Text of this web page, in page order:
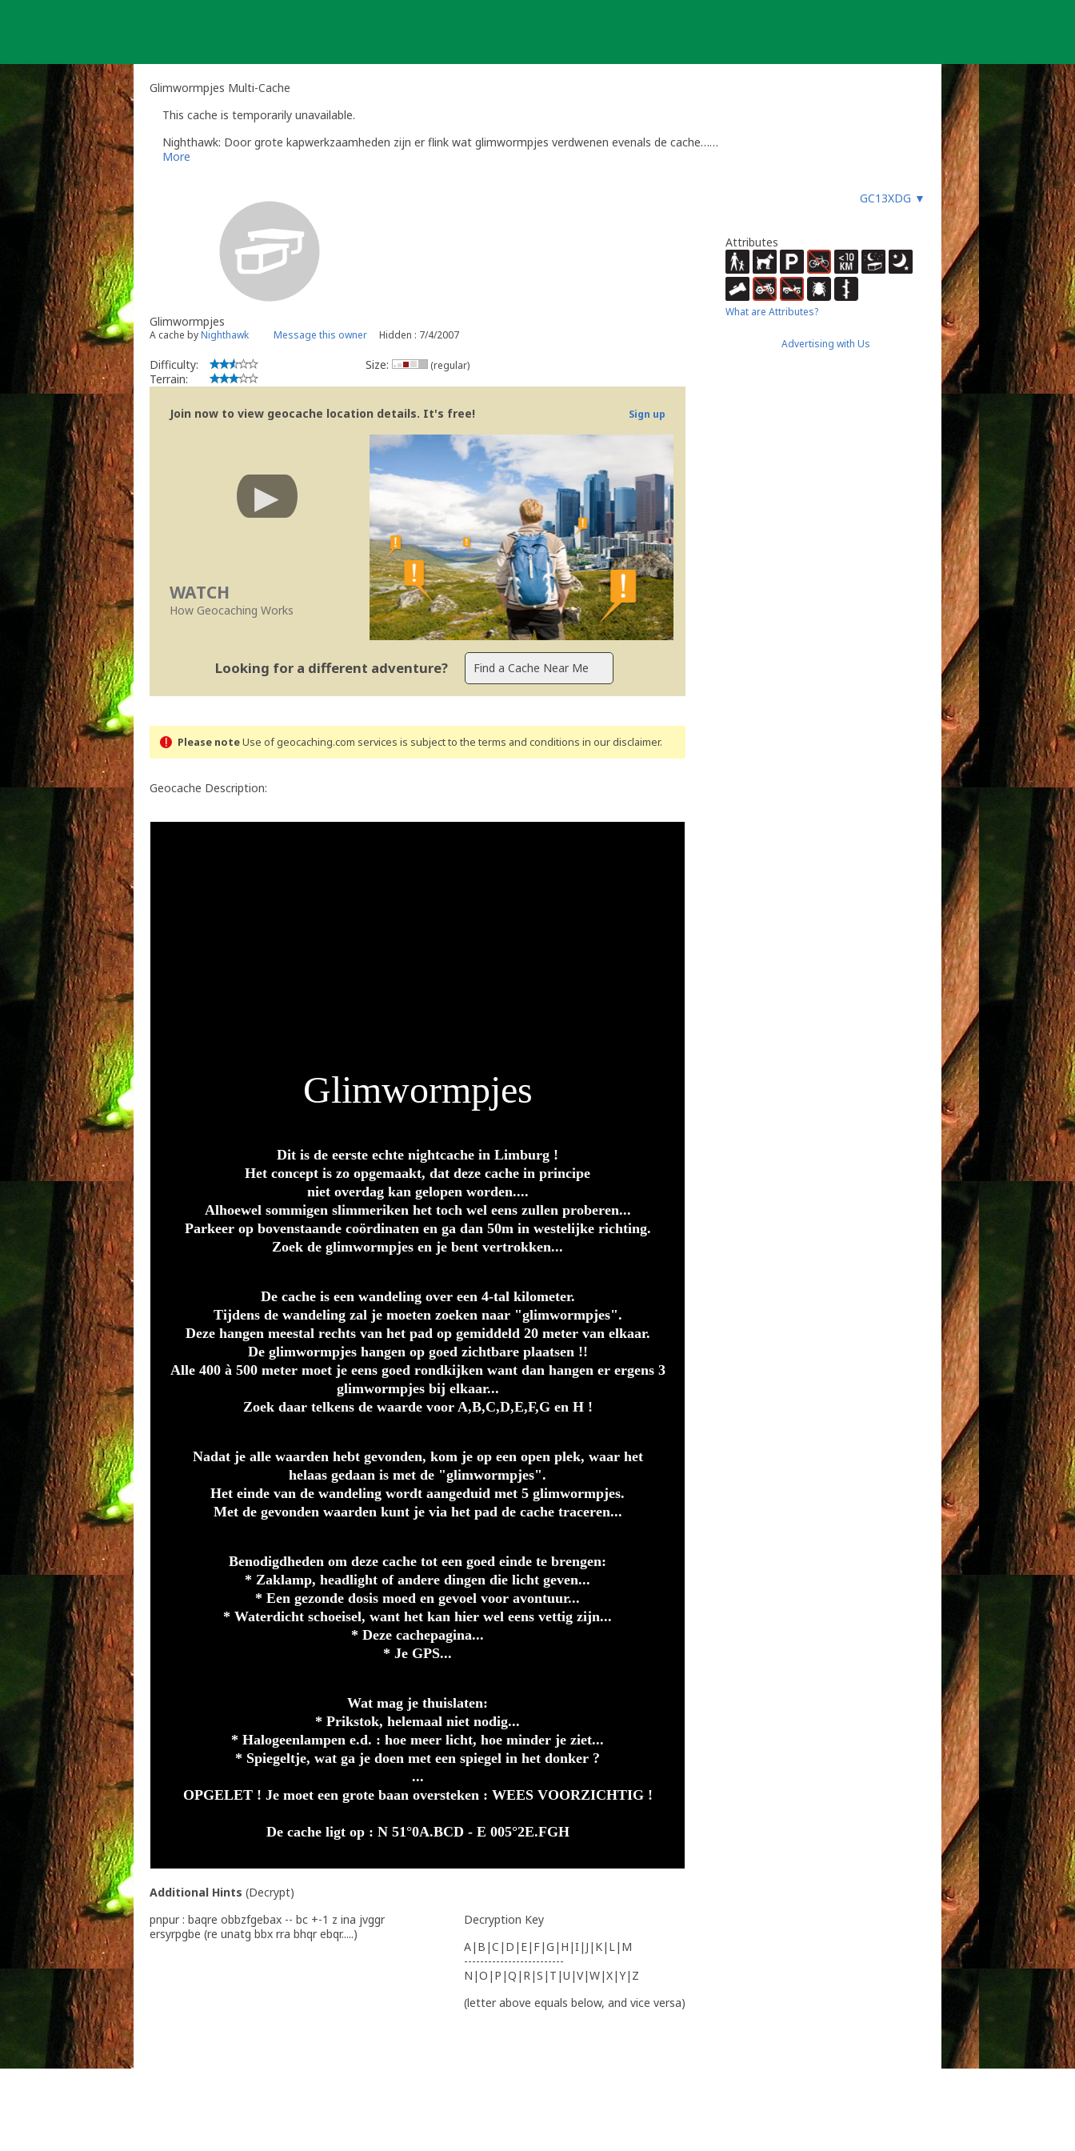
Glimwormpjes Multi-Cache
This cache is temporarily unavailable.
Nighthawk: Door grote kapwerkzaamheden zijn er flink wat glimwormpjes verdwenen evenals de cache……
More
GC13XDG ▼
Glimwormpjes
A cache byNighthawk Message this owner Hidden : 7/4/2007
Difficulty:
Terrain:
Size: (regular)
Join now to view geocache location details. It's free! Sign up
WATCH
How Geocaching Works
Looking for a different adventure?
Please noteUse of geocaching.com services is subject to the terms and conditions in our disclaimer.
Geocache Description:
Glimwormpjes
Dit is de eerste echte nightcache in Limburg !
Het concept is zo opgemaakt, dat deze cache in principe
niet overdag kan gelopen worden....
Alhoewel sommigen slimmeriken het toch wel eens zullen proberen...
Parkeer op bovenstaande coördinaten en ga dan 50m in westelijke richting.
Zoek de glimwormpjes en je bent vertrokken...
De cache is een wandeling over een 4-tal kilometer.
Tijdens de wandeling zal je moeten zoeken naar "glimwormpjes".
Deze hangen meestal rechts van het pad op gemiddeld 20 meter van elkaar.
De glimwormpjes hangen op goed zichtbare plaatsen !!
Alle 400 à 500 meter moet je eens goed rondkijken want dan hangen er ergens 3
glimwormpjes bij elkaar...
Zoek daar telkens de waarde voor A,B,C,D,E,F,G en H !
Nadat je alle waarden hebt gevonden, kom je op een open plek, waar het
helaas gedaan is met de "glimwormpjes".
Het einde van de wandeling wordt aangeduid met 5 glimwormpjes.
Met de gevonden waarden kunt je via het pad de cache traceren...
Benodigdheden om deze cache tot een goed einde te brengen:
* Zaklamp, headlight of andere dingen die licht geven...
* Een gezonde dosis moed en gevoel voor avontuur...
* Waterdicht schoeisel, want het kan hier wel eens vettig zijn...
* Deze cachepagina...
* Je GPS...
Wat mag je thuislaten:
* Prikstok, helemaal niet nodig...
* Halogeenlampen e.d. : hoe meer licht, hoe minder je ziet...
* Spiegeltje, wat ga je doen met een spiegel in het donker ?
...
OPGELET ! Je moet een grote baan oversteken : WEES VOORZICHTIG !
De cache ligt op : N 51°0A.BCD - E 005°2E.FGH
Additional Hints (Decrypt)
pnpur : baqre obbzfgebax -- bc +-1 z ina jvggr
ersyrpgbe (re unatg bbx rra bhqr ebqr.....)
Decryption Key
A|B|C|D|E|F|G|H|I|J|K|L|M
-------------------------
N|O|P|Q|R|S|T|U|V|W|X|Y|Z
(letter above equals below, and vice versa)
Attributes
What are Attributes?
Advertising with Us